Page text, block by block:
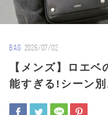
BAG 2026/07/02
【メンズ】ロエ
能すぎる!シーン